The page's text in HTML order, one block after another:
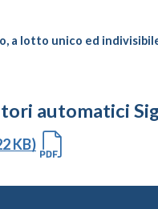
a lotto unico ed
automatici
KB)